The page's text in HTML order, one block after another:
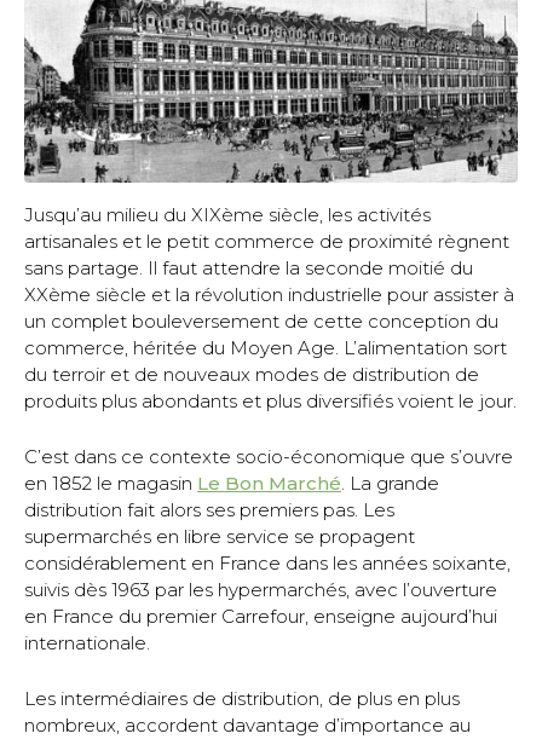
Jusqu’au milieu du XIXème siècle, les activités
artisanales et le petit commerce de proximité règnent
sans partage. Il faut attendre la seconde moitié du
XXème siècle et la révolution industrielle pour assister à
un complet bouleversement de cette conception du
commerce, héritée du Moyen Age. L’alimentation sort
du terroir et de nouveaux modes de distribution de
produits plus abondants et plus diversifiés voient le jour.
C’est dans ce contexte socio-économique que s’ouvre
en 1852 le magasin Le Bon Marché. La grande
distribution fait alors ses premiers pas. Les
supermarchés en libre service se propagent
considérablement en France dans les années soixante,
suivis dès 1963 par les hypermarchés, avec l’ouverture
en France du premier Carrefour, enseigne aujourd’hui
internationale.
Les intermédiaires de distribution, de plus en plus
nombreux, accordent davantage d’importance au